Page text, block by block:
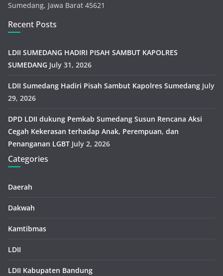
Sumedang, Jawa Barat 45621
Recent Posts
LDII SUMEDANG HADIRI PISAH SAMBUT KAPOLRES
SUMEDANG July 31, 2026
LDII Sumedang Hadiri Pisah Sambut Kapolres Sumedang July
29, 2026
DPD LDII dukung Pemkab Sumedang Susun Rencana Aksi
Cegah Kekerasan terhadap Anak, Perempuan, dan
Penanganan LGBT July 2, 2026
Categories
Daerah
Dakwah
Kamtibmas
LDII
LDII Kabupaten Bandung